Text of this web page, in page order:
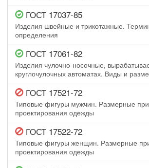
ГОСТ 17037-85
Изделия швейные и трикотажные.
определения
ГОСТ 17061-82
Изделия чулочно-носочные,
круглочулочных автоматах. Виды и
ГОСТ 17521-72
Типовые фигуры мужчин. Размерные
проектирования одежды
ГОСТ 17522-72
Типовые фигуры женщин. Размерные
проектирования одежды